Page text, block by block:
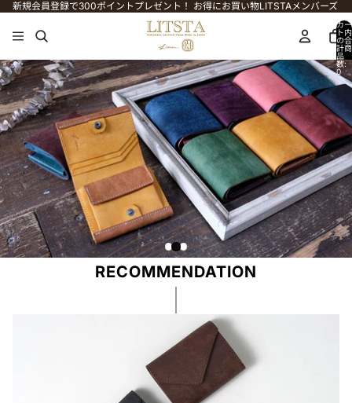
新規会員登録で300ポイントプレゼント！ お得にお買い物LITSTAメンバーズ
カー
ト内
の合
計商
品
数:
0
RECOMMENDATION